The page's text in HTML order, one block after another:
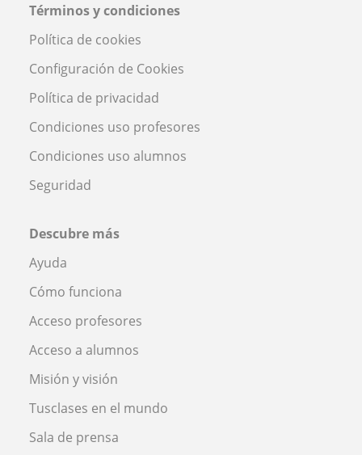
Términos y condiciones
Política de cookies
Configuración de Cookies
Política de privacidad
Condiciones uso profesores
Condiciones uso alumnos
Seguridad
Descubre más
Ayuda
Cómo funciona
Acceso profesores
Acceso a alumnos
Misión y visión
Tusclases en el mundo
Sala de prensa